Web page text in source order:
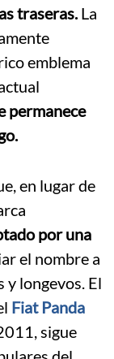
traseras.La
emblema
permanece
en lugar de
por una
el nombre a
y longevos. El
Fiat Panda
sigue